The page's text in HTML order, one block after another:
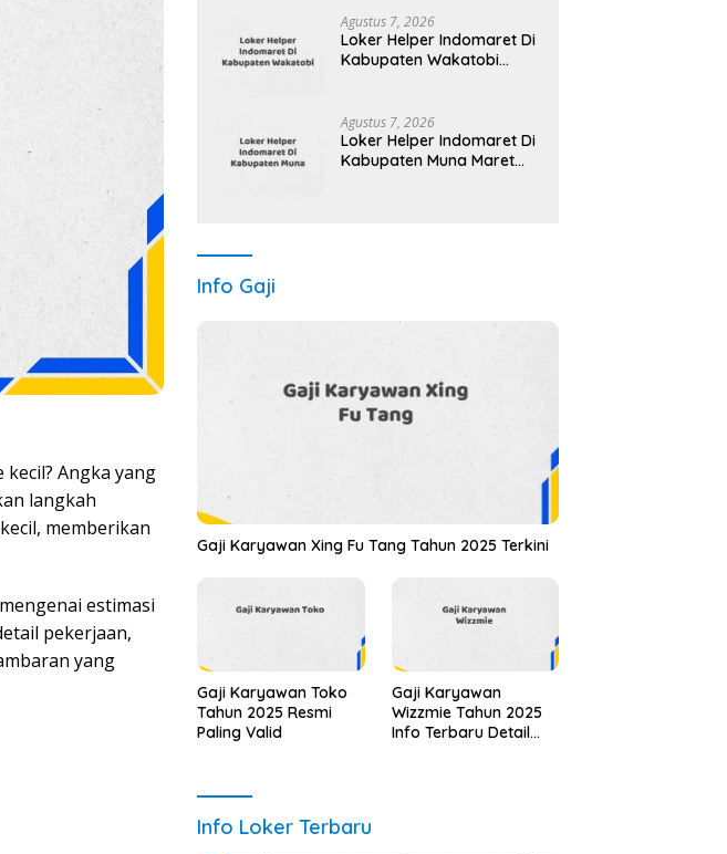
Angka yang
langkah
memberikan
estimasi
pekerjaan,
yang
Agustus 7, 2026
Loker Helper Indomaret Di
Kabupaten Wakatobi
Agustus 7, 2026
Loker Helper Indomaret Di
Kabupaten Muna Maret
Info Gaji
Gaji Karyawan Xing Fu Tang Tahun 2025 Terkini
Gaji Karyawan Toko
Tahun 2025 Resmi
Paling Valid
Gaji Karyawan
Wizzmie Tahun 2025
Info Terbaru Detail
Info Loker Terbaru